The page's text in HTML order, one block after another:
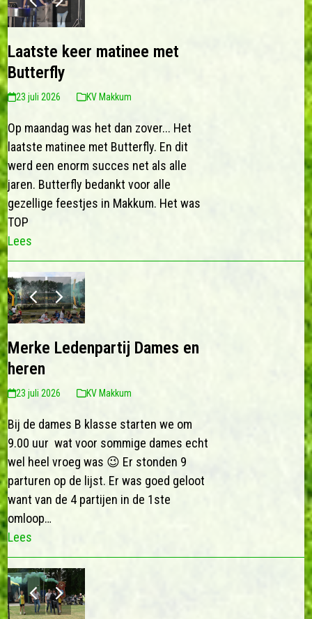
slideslide
Laatste keer matinee met
Butterfly
23 juli 2026 KV Makkum
Op maandag was het dan zover... Het
laatste matinee met Butterfly. En dit
werd een enorm succes net als alle
jaren. Butterfly bedankt voor alle
gezellige feestjes in Makkum. Het was
TOP
Lees
previous
slide
next
slide
Merke Ledenpartij Dames en
heren
23 juli 2026 KV Makkum
Bij de dames B klasse starten we om
9.00 uur wat voor sommige dames echt
wel heel vroeg was 😉 Er stonden 9
parturen op de lijst. Er was goed geloot
want van de 4 partijen in de 1ste
omloop…
Lees
previous
slide
next
slide